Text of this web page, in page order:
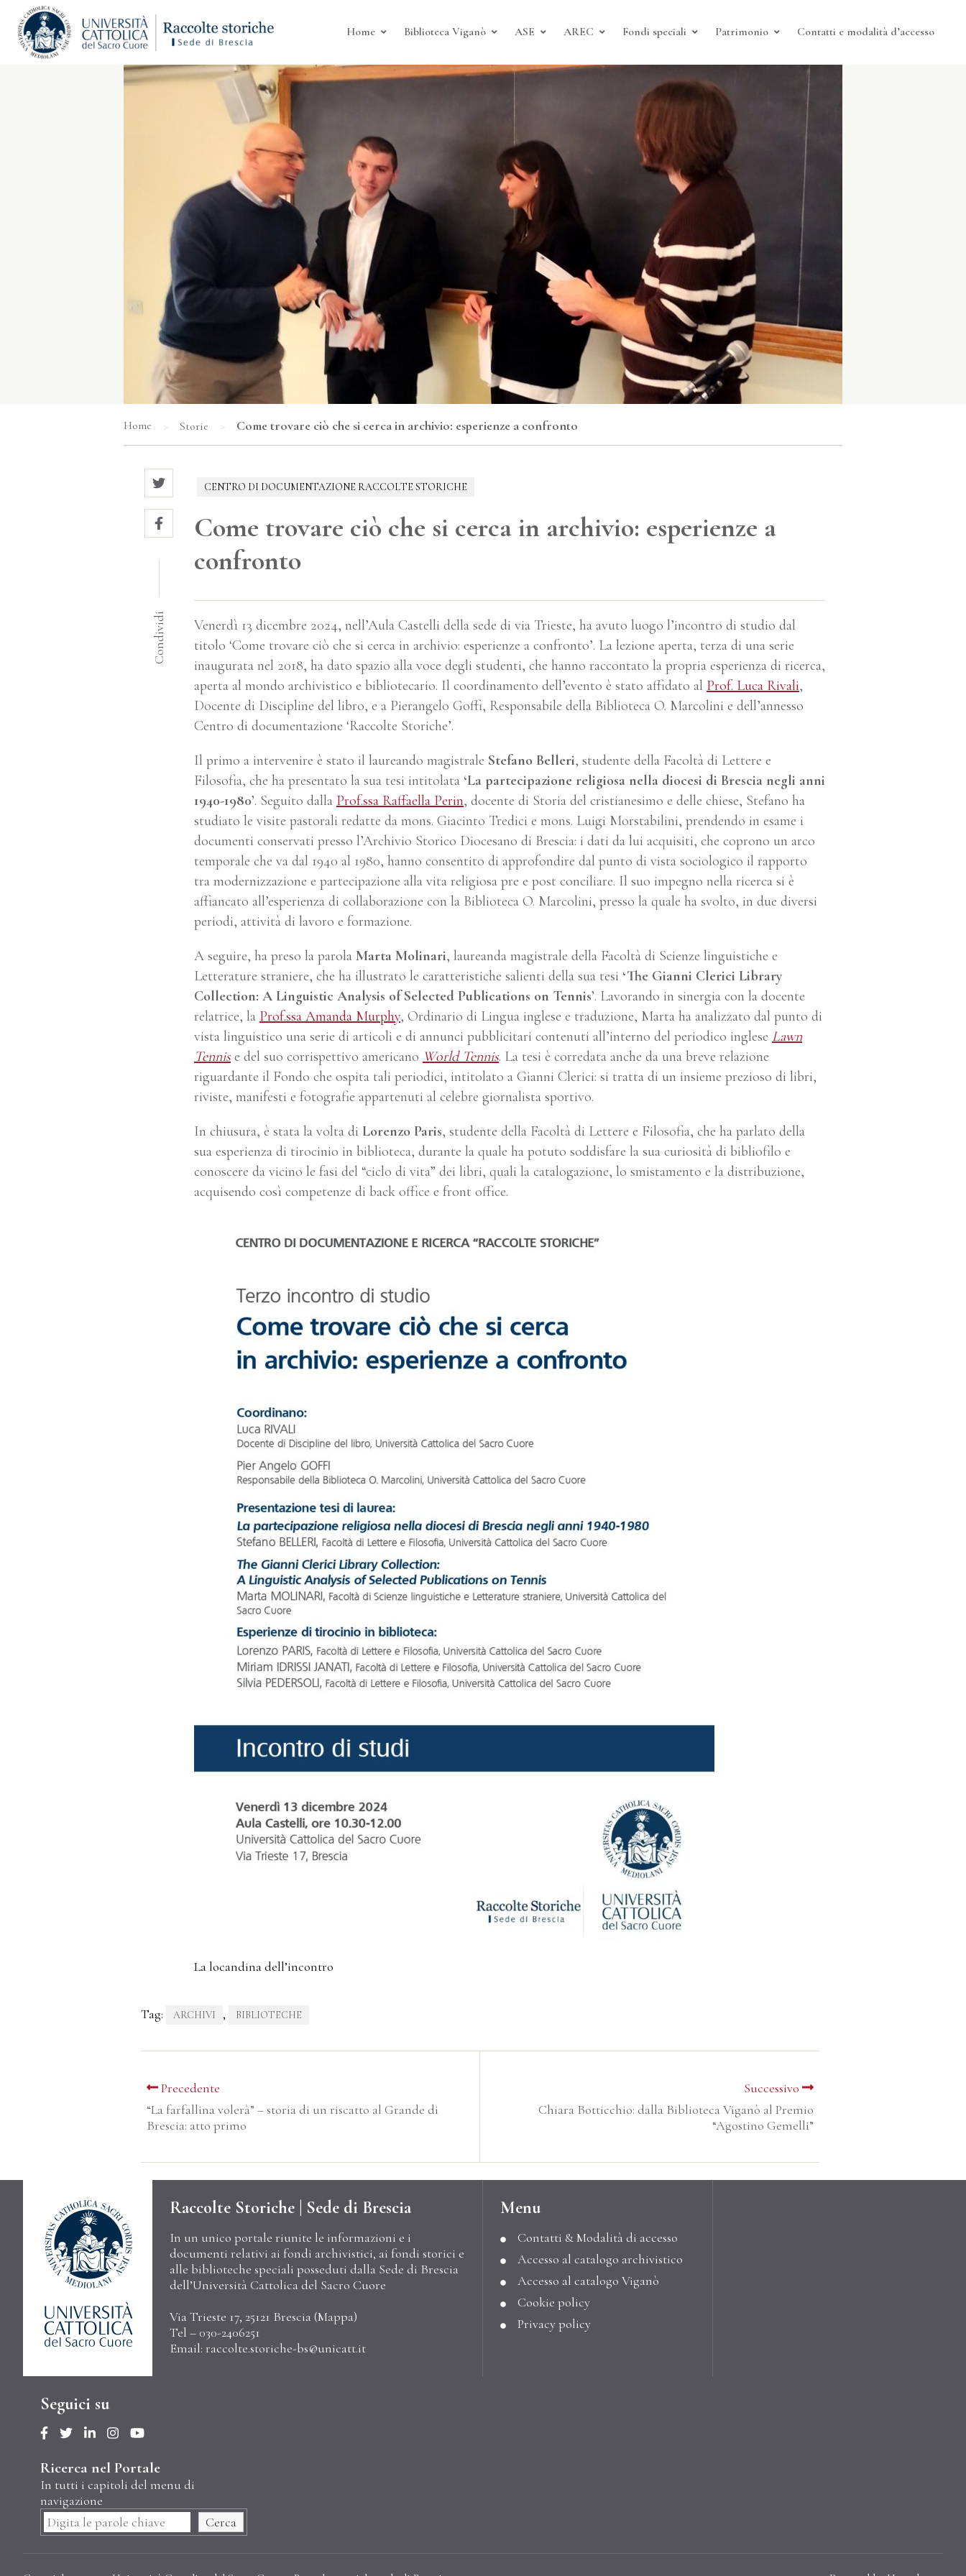
Home Biblioteca Viganò ASE AREC Fondi speciali Patrimonio Contatti e modalità d’accesso
Home > Storie > Come trovare ciò che si cerca in archivio: esperienze a confronto
Condividi
CENTRO DI DOCUMENTAZIONE RACCOLTE STORICHE
Come trovare ciò che si cerca in archivio: esperienze a
confronto
Venerdì 13 dicembre 2024, nell’Aula Castelli della sede di via Trieste, ha avuto luogo l’incontro di studio dal
titolo ‘Come trovare ciò che si cerca in archivio: esperienze a confronto’. La lezione aperta, terza di una serie
inaugurata nel 2018, ha dato spazio alla voce degli studenti, che hanno raccontato la propria esperienza di ricerca,
aperta al mondo archivistico e bibliotecario. Il coordinamento dell’evento è stato affidato al Prof. Luca Rivali,
Docente di Discipline del libro, e a Pierangelo Goffi, Responsabile della Biblioteca O. Marcolini e dell’annesso
Centro di documentazione ‘Raccolte Storiche’.
Il primo a intervenire è stato il laureando magistrale Stefano Belleri, studente della Facoltà di Lettere e
Filosofia, che ha presentato la sua tesi intitolata ‘La partecipazione religiosa nella diocesi di Brescia negli anni
1940-1980’. Seguito dalla Prof.ssa Raffaella Perin, docente di Storia del cristianesimo e delle chiese, Stefano ha
studiato le visite pastorali redatte da mons. Giacinto Tredici e mons. Luigi Morstabilini, prendendo in esame i
documenti conservati presso l’Archivio Storico Diocesano di Brescia: i dati da lui acquisiti, che coprono un arco
temporale che va dal 1940 al 1980, hanno consentito di approfondire dal punto di vista sociologico il rapporto
tra modernizzazione e partecipazione alla vita religiosa pre e post conciliare. Il suo impegno nella ricerca si è
affiancato all’esperienza di collaborazione con la Biblioteca O. Marcolini, presso la quale ha svolto, in due diversi
periodi, attività di lavoro e formazione.
A seguire, ha preso la parola Marta Molinari, laureanda magistrale della Facoltà di Scienze linguistiche e
Letterature straniere, che ha illustrato le caratteristiche salienti della sua tesi ‘The Gianni Clerici Library
Collection: A Linguistic Analysis of Selected Publications on Tennis’. Lavorando in sinergia con la docente
relatrice, la Prof.ssa Amanda Murphy, Ordinario di Lingua inglese e traduzione, Marta ha analizzato dal punto di
vista linguistico una serie di articoli e di annunci pubblicitari contenuti all’interno del periodico inglese Lawn
Tennise del suo corrispettivo americano World Tennis. La tesi è corredata anche da una breve relazione
riguardante il Fondo che ospita tali periodici, intitolato a Gianni Clerici: si tratta di un insieme prezioso di libri,
riviste, manifesti e fotografie appartenuti al celebre giornalista sportivo.
In chiusura, è stata la volta di Lorenzo Paris, studente della Facoltà di Lettere e Filosofia, che ha parlato della
sua esperienza di tirocinio in biblioteca, durante la quale ha potuto soddisfare la sua curiosità di bibliofilo e
conoscere da vicino le fasi del “ciclo di vita” dei libri, quali la catalogazione, lo smistamento e la distribuzione,
acquisendo così competenze di back office e front office.
La locandina dell’incontro
Tag: ARCHIVI , BIBLIOTECHE
Precedente
“La farfallina volerà” – storia di un riscatto al Grande di
Brescia: atto primo
Successivo
Chiara Botticchio: dalla Biblioteca Viganò al Premio
“Agostino Gemelli”
Raccolte Storiche | Sede di Brescia
In un unico portale riunite le informazioni e i
documenti relativi ai fondi archivistici, ai fondi storici e
alle biblioteche speciali posseduti dalla Sede di Brescia
dell’Università Cattolica del Sacro Cuore
Via Trieste 17, 25121 Brescia (Mappa)
Tel – 030-2406251
Email: raccolte.storiche-bs@unicatt.it
Menu
Contatti & Modalità di accesso
Accesso al catalogo archivistico
Accesso al catalogo Viganò
Cookie policy
Privacy policy
Seguici su
Ricerca nel Portale
In tutti i capitoli del menu di
navigazione
Cerca